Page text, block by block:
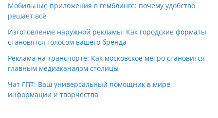
Мобильные приложения в гемблинге: почему удобство
решает всё
Изготовление наружной рекламы: Как городские форматы
становятся голосом вашего бренда
Реклама на транспорте: Как московское метро становится
главным медиаканалом столицы
Чат ГПТ: Ваш универсальный помощник в мире
информации и творчества